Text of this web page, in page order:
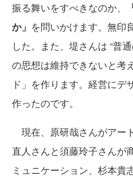
振る舞いをすべきなのか、
か」 を問いかけます。無印
した。また、堤さんは “普
の思想は維持できないと考
ド」を作ります。経営にデ
作ったのです。
現在、原研哉さんがアー
直人さんと須藤玲子さんが
ミュニケーション、杉本貴